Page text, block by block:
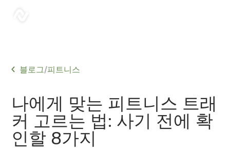
블로그/피트니스
나에게 맞는 피트니스 트래
커 고르는 법: 사기 전에 확
인할 8가지